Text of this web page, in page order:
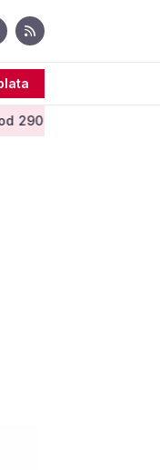
i socijalnu